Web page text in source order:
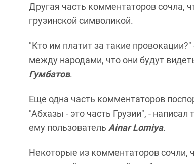
Другая часть комментаторов сочла,
грузинской символикой.
"Кто им платит за такие
между народами, что они будут
Гумбатов.
Еще одна часть комментаторов
"Абхазы - это часть Грузии", - написал
ему пользователь Ainar Lomiya.
Некоторые из комментаторов сочли,